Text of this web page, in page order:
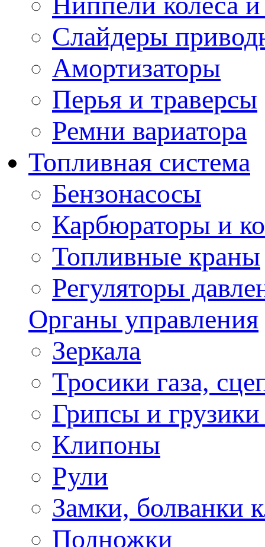
Слайдеры
Амортизаторы
Перья и траверсы
Ремни вариатора
Топливная система
Бензонасосы
Карбюраторы и
Топливные краны
Регуляторы
Органы управления
Зеркала
Тросики газа,
Грипсы и грузики
Клипоны
Рули
Замки, болванки
Подножки